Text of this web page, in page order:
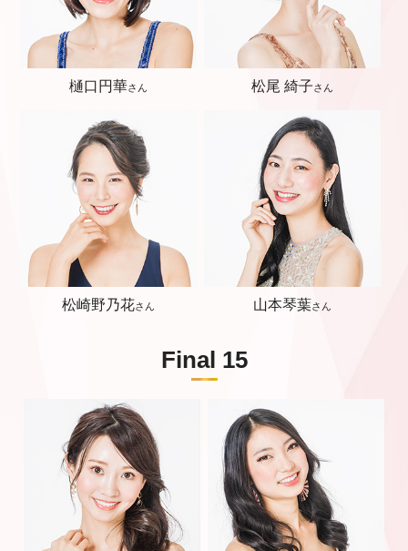
樋口円華さん 松尾 綺子さん
松崎野乃花さん 山本琴葉さん
Final 15